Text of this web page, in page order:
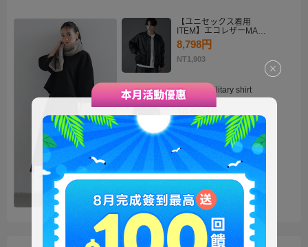
【ユニセックス着用
ITEM】エコレザーMA－
1
8,798円
NT1,903
・2way military shirt
dress
NT2,378
【洗える】褒めらレディ
テーラード ジャケット
14,900円
NT3,224